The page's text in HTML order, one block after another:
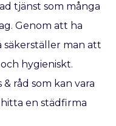
tjänst som många
Genom att ha
man att
hygieniskt.
råd som kan vara
en städfirma